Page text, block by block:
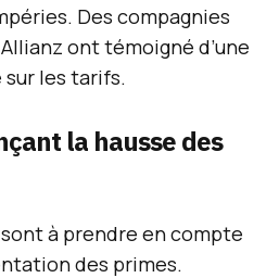
Des compagnies
ont témoigné d’une
les tarifs.
la hausse des
à prendre en compte
des primes.